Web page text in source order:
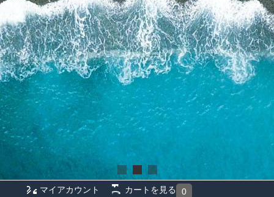
マイアカウント カートを見る 0